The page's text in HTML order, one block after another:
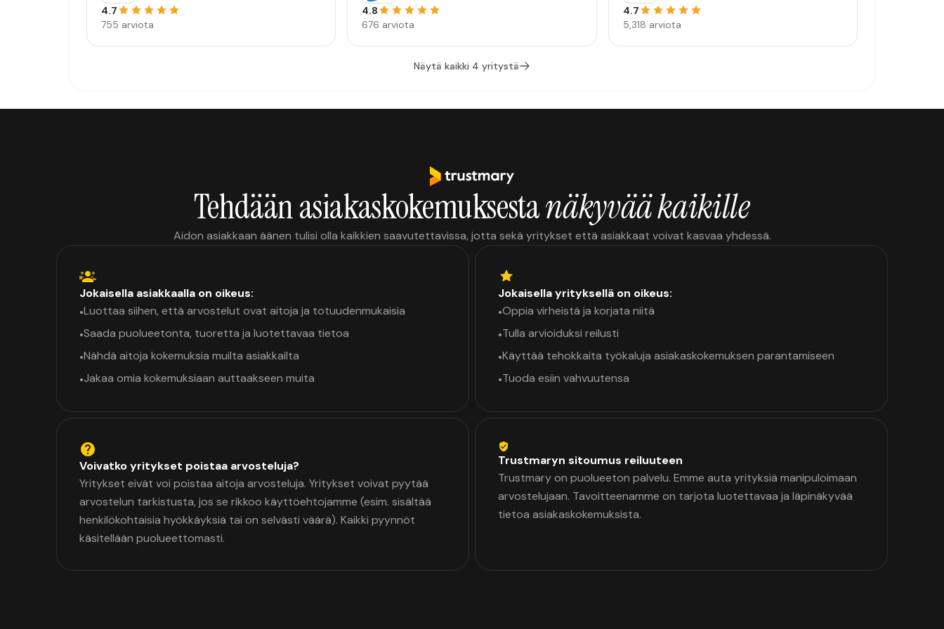
4.7
755 arviota
4.8
676 arviota
4.7
5,318 arviota
Näytä kaikki 4 yritystä
Tehdään asiakaskokemuksestanäkyvää kaikille
Aidon asiakkaan äänen tulisi olla kaikkien saavutettavissa, jotta sekä yritykset että asiakkaat voivat kasvaa yhdessä.
Jokaisella asiakkaalla on oikeus:
•Luottaa siihen, että arvostelut ovat aitoja ja totuudenmukaisia
•Saada puolueetonta, tuoretta ja luotettavaa tietoa
•Nähdä aitoja kokemuksia muilta asiakkailta
•Jakaa omia kokemuksiaan auttaakseen muita
Jokaisella yrityksellä on oikeus:
•Oppia virheistä ja korjata niitä
•Tulla arvioiduksi reilusti
•Käyttää tehokkaita työkaluja asiakaskokemuksen parantamiseen
•Tuoda esiin vahvuutensa
Voivatko yritykset poistaa arvosteluja?
Yritykset eivät voi poistaa aitoja arvosteluja. Yritykset voivat pyytää
arvostelun tarkistusta, jos se rikkoo käyttöehtojamme (esim. sisältää
henkilökohtaisia hyökkäyksiä tai on selvästi väärä). Kaikki pyynnöt
käsitellään puolueettomasti.
Trustmaryn sitoumus reiluuteen
Trustmary on puolueeton palvelu. Emme auta yrityksiä manipuloimaan
arvostelujaan. Tavoitteenamme on tarjota luotettavaa ja läpinäkyvää
tietoa asiakaskokemuksista.